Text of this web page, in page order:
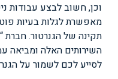
וכן, חשוב לבצע עבודות
מאפשרת לגלות בעיות
תקינה של הגנרטור. חברת
השירותים האלה ומביאה
לסייע לכם לשמור על